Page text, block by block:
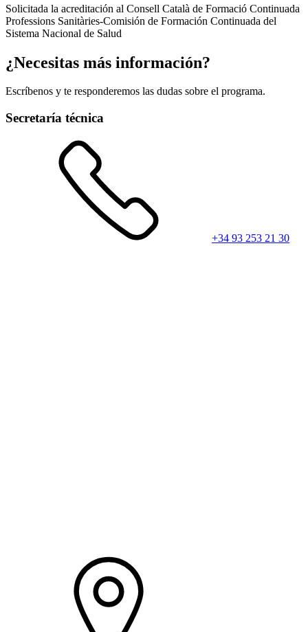
Solicitada la acreditación al Consell Català de Formació Continuada
Professions Sanitàries-Comisión de Formación Continuada del
Sistema Nacional de Salud
¿Necesitas más información?
Escríbenos y te responderemos las dudas sobre el programa.
Secretaría técnica
+34 93 253 21 30